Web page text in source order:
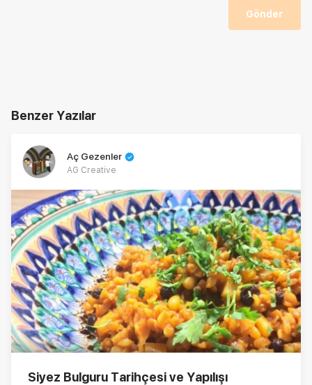
Gönder
Benzer Yazılar
Aç Gezenler
AG Creative
Siyez Bulguru Tarihçesi ve Yapılışı